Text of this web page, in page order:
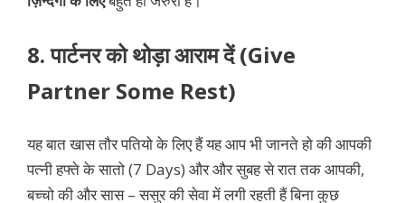
8. पार्टनर को थोड़ा आराम दें (Give
Partner Some Rest)
यह बात खास तौर पतियो के लिए हैं यह आप भी जानते हो की आपकी
पत्नी हफ्ते के सातो (7 Days) और और सुबह से रात तक आपकी,
बच्चो की और सास – ससुर की सेवा में लगी रहती हैं बिना कुछ